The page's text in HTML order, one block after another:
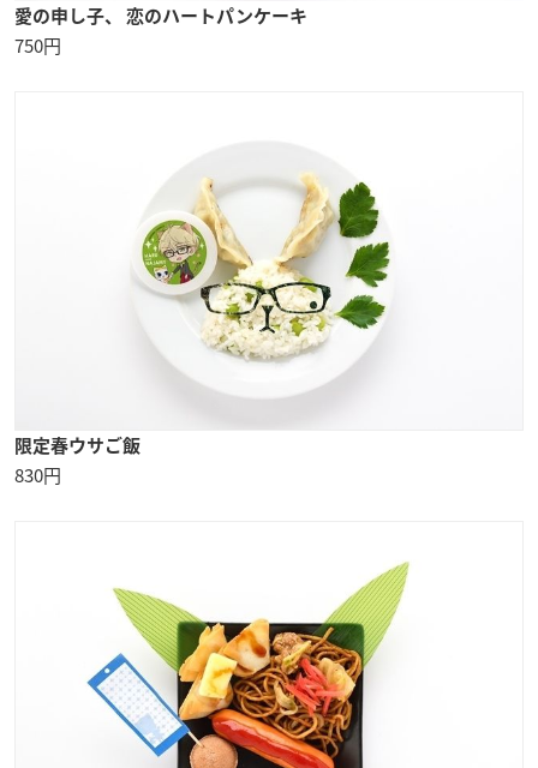
愛の申し子、 恋のハートパンケーキ
750円
限定春ウサご飯
830円